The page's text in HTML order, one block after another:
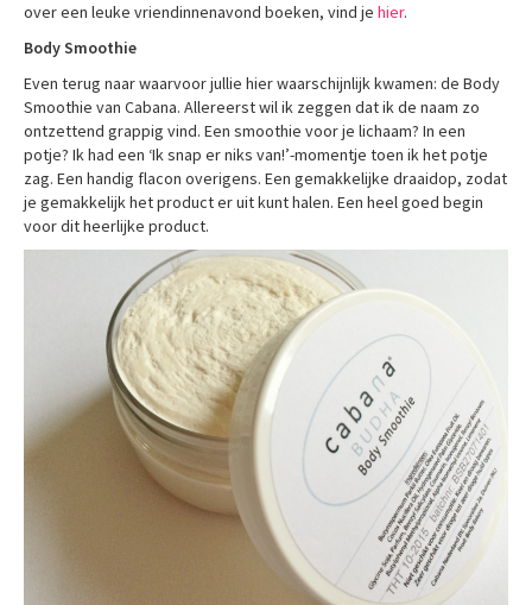
over een leuke vriendinnenavond boeken, vind je hier.
Body Smoothie
Even terug naar waarvoor jullie hier waarschijnlijk kwamen: de Body
Smoothie van Cabana. Allereerst wil ik zeggen dat ik de naam zo
ontzettend grappig vind. Een smoothie voor je lichaam? In een
potje? Ik had een ‘Ik snap er niks van!’-momentje toen ik het potje
zag. Een handig flacon overigens. Een gemakkelijke draaidop, zodat
je gemakkelijk het product er uit kunt halen. Een heel goed begin
voor dit heerlijke product.